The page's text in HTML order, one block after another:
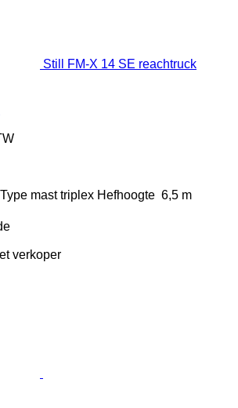
Still FM-X 14 SE reachtruck
Type mast triplex Hefhoogte 6,5 m
verkoper